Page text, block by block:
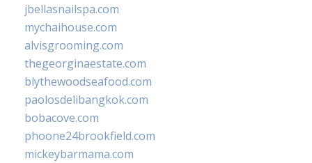
jbellasnailspa.com
mychaihouse.com
alvisgrooming.com
thegeorginaestate.com
blythewoodseafood.com
paolosdelibangkok.com
bobacove.com
phoone24brookfield.com
mickeybarmama.com